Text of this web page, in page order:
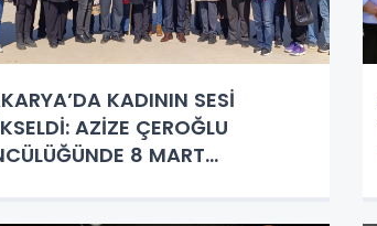
KADININ SESİ
AZİZE ÇEROĞLU
8 MART